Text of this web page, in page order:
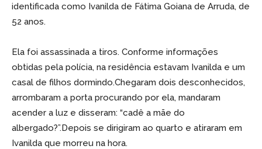
identificada como Ivanilda de Fátima Goiana de Arruda, de
52 anos.
Ela foi assassinada a tiros. Conforme informações
obtidas pela polícia, na residência estavam Ivanilda e um
casal de filhos dormindo.Chegaram dois desconhecidos,
arrombaram a porta procurando por ela, mandaram
acender a luz e disseram: “cadê a mãe do
albergado?”.Depois se dirigiram ao quarto e atiraram em
Ivanilda que morreu na hora.